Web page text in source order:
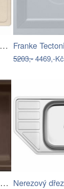
Granitový dřez Franke BFG 611-62…
5203,-4469,-Kč
Granitový dřez Blanco ZIA 40 S kávová…